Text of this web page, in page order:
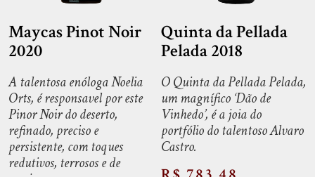
Maycas Pinot Noir
2020
A talentosa enóloga Noelia
Orts, é responsavel por este
Pinor Noir do deserto,
refinado, preciso e
persistente, com toques
redutivos, terrosos e de
Quinta da Pellada
Pelada 2018
O Quinta da Pellada Pelada,
um magnífico ‘Dão de
Vinhedo’, é a joia do
portfólio do talentoso Alvaro
Castro.